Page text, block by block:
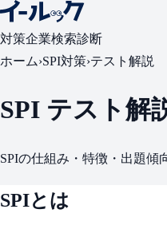
対策企業検索診断
ホーム›SPI対策›テスト解説
SPI テスト解
SPIの仕組み・特徴・出題傾
SPIとは